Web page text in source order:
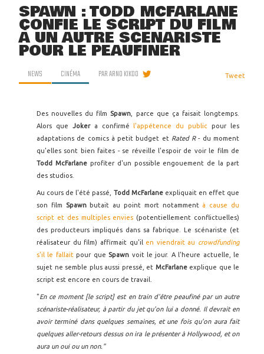
SPAWN : TODD MCFARLANE
CONFIE LE SCRIPT DU FILM
À UN AUTRE SCÉNARISTE
POUR LE PEAUFINER
NEWS CINÉMA PARARNO KIKOO Tweet
Des nouvelles du film Spawn , parce que ça faisait longtemps.
Alors que Joker a confirmé l'appétence du publicpour les
adaptations de comics à petit budget et Rated R- du moment
qu'elles sont bien faites - se réveille l'espoir de voir le film de
Todd McFarlane profiter d'un possible engouement de la part
des studios.
Au cours de l'été passé, Todd McFarlane expliquait en effet que
son film
Spawn butait au point mort notamment à cause du
script et des multiples envies (potentiellement conflictuelles)
des producteurs impliqués dans sa fabrique. Le scénariste (et
réalisateur du film) affirmait qu'il en viendrait au crowdfunding
s'il le fallaitpour que Spawn voit le jour. A l'heure actuelle, le
sujet ne semble plus aussi pressé, et McFarlane explique que le
script est encore en cours de travail.
"En ce moment [le script] est en train d'être peaufiné par un autre
scénariste-réalisateur, à partir du jet qu'on lui a donné. Il devrait en
avoir terminé dans quelques semaines, et une fois qu'on aura fait
quelques aller-retours dessus on ira le présenter à Hollywood, et on
aura un oui ou un non."